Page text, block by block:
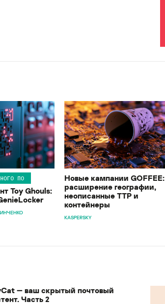
ПО
Toy Ghouls:
Новые кампании GOFFEE:
расширение географии,
неописанные TTP и
контейнеры
KASPERSKY
— ваш скрытый почтовый
Часть 2